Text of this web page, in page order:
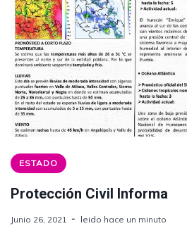
ESTADO
Protección Civil Informa
Junio 26, 2021 leido hace un minuto